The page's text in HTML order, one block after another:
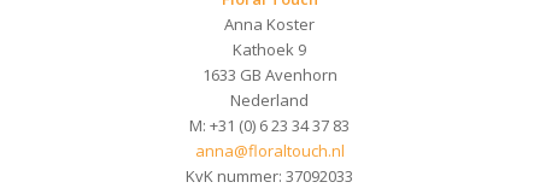
Anna Koster
Kathoek 9
1633 GB Avenhorn
Nederland
M: +31 (0) 6 23 34 37 83
anna@floraltouch.nl
KvK nummer: 37092033